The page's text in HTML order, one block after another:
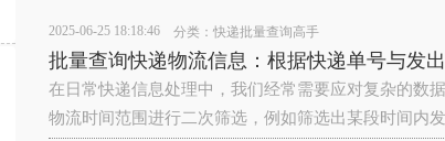
2025-06-25 18:18:46 分类： 快递批量查询高手
批量查询快递物流信息：根据快递单号与发
在日常快递信息处理中，我们经常需要应对复杂的数
物流时间范围进行二次筛选，例如筛选出某段时间内